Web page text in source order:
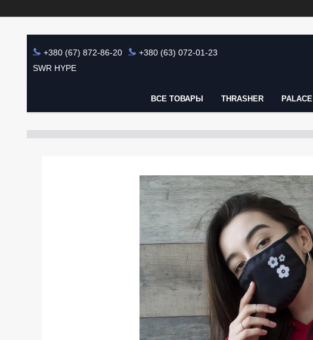
+380 (67) 872-86-20
+380 (63) 072-01-23
SWR HYPE
ВСЕ ТОВАРЫ THRASHER PALACE